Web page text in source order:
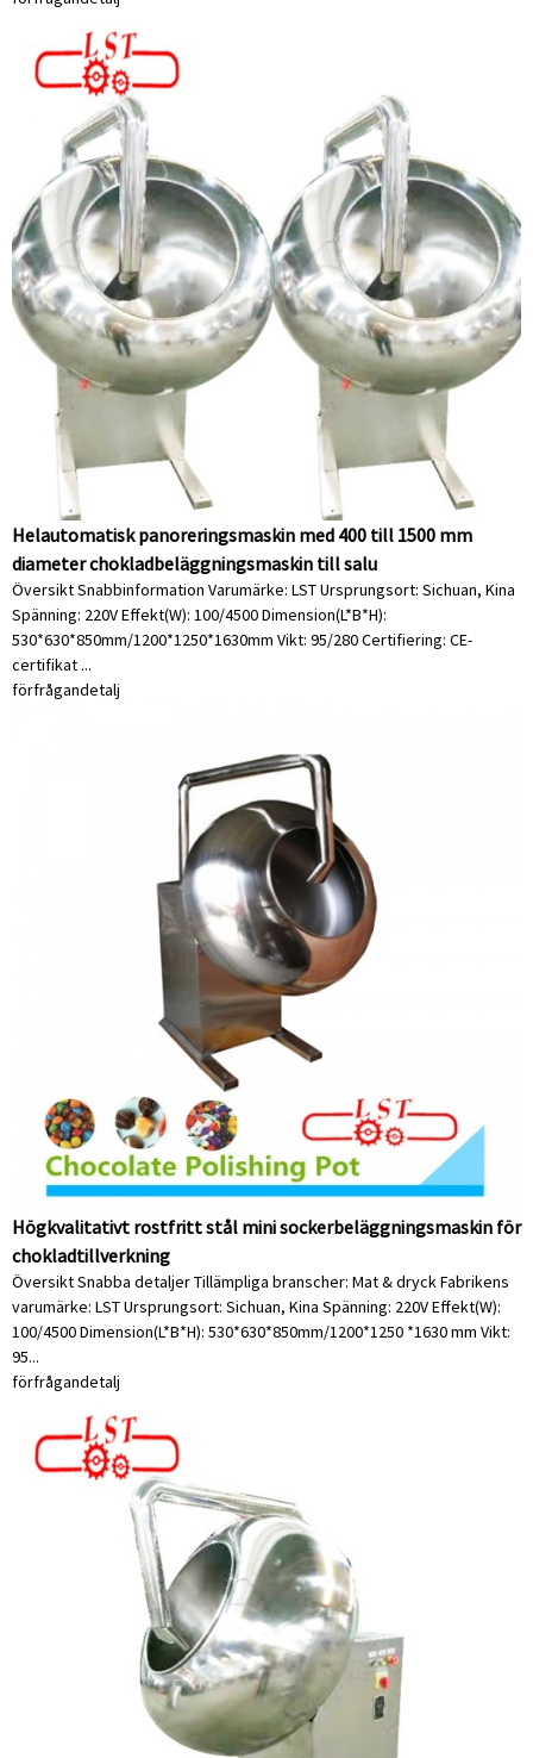
Helautomatisk panoreringsmaskin med 400 till 1500 mm
diameter chokladbeläggningsmaskin till salu
Översikt Snabbinformation Varumärke: LST Ursprungsort: Sichuan, Kina
Spänning: 220V Effekt(W): 100/4500 Dimension(L*B*H):
530*630*850mm/1200*1250*1630mm Vikt: 95/280 Certifiering: CE-
certifikat ...
förfrågandetalj
Högkvalitativt rostfritt stål mini sockerbeläggningsmaskin för
chokladtillverkning
Översikt Snabba detaljer Tillämpliga branscher: Mat & dryck Fabrikens
varumärke: LST Ursprungsort: Sichuan, Kina Spänning: 220V Effekt(W):
100/4500 Dimension(L*B*H): 530*630*850mm/1200*1250 *1630 mm Vikt:
95...
förfrågandetalj